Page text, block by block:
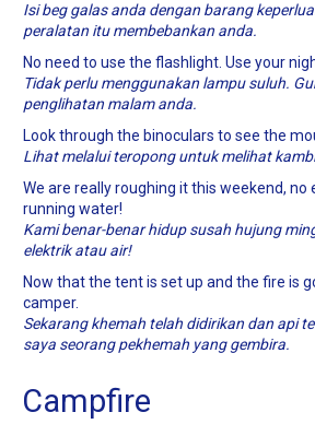
Isi beg galas anda dengan barang
peralatan itu membebankan anda.
No need to use the flashlight. Use your
Tidak perlu menggunakan lampu suluh.
penglihatan malam anda.
Look through the binoculars to see the
Lihat melalui teropong untuk melihat
We are really roughing it this weekend, no
running water!
Kami benar-benar hidup susah hujung
elektrik atau air!
Now that the tent is set up and the fire is
camper.
Sekarang khemah telah didirikan dan api
saya seorang pekhemah yang gembira.
Campfire